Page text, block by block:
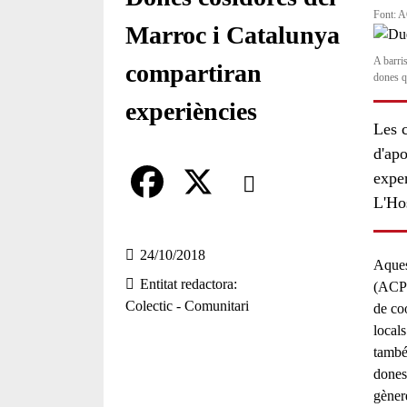
Marroc i Catalunya
compartiran
experiències
Comparteix
a
c
24/10/2018
Entitat redactora
Colectic - Comunitari
Font:
A
dones
Les
de